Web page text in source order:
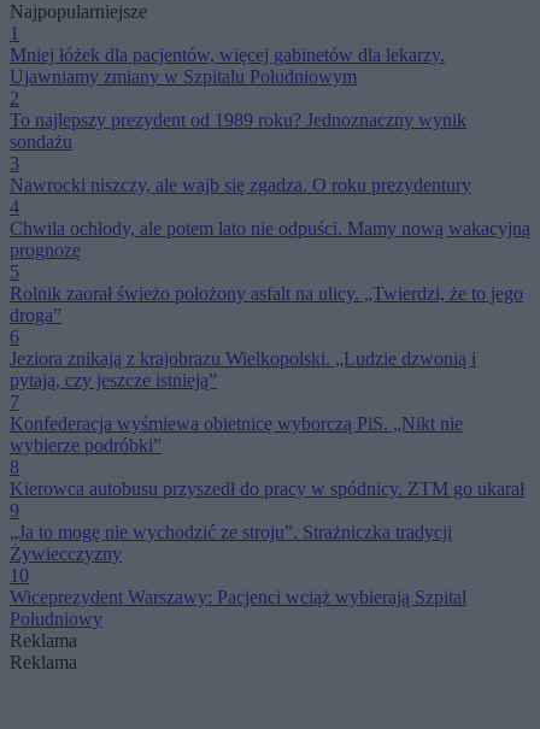
Najpopularniejsze
1
Mniej łóżek dla pacjentów, więcej gabinetów dla lekarzy.
Ujawniamy zmiany w Szpitalu Południowym
2
To najlepszy prezydent od 1989 roku? Jednoznaczny wynik
sondażu
3
Nawrocki niszczy, ale wajb się zgadza. O roku prezydentury
4
Chwila ochłody, ale potem lato nie odpuści. Mamy nową wakacyjną
prognozę
5
Rolnik zaorał świeżo położony asfalt na ulicy. „Twierdzi, że to jego
droga”
6
Jeziora znikają z krajobrazu Wielkopolski. „Ludzie dzwonią i
pytają, czy jeszcze istnieją”
7
Konfederacja wyśmiewa obietnicę wyborczą PiS. „Nikt nie
wybierze podróbki”
8
Kierowca autobusu przyszedł do pracy w spódnicy. ZTM go ukarał
9
„Ja to mogę nie wychodzić ze stroju”. Strażniczka tradycji
Żywiecczyzny
10
Wiceprezydent Warszawy: Pacjenci wciąż wybierają Szpital
Południowy
Reklama
Reklama